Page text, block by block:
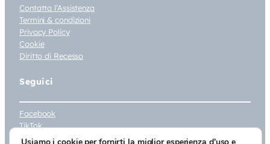
Contatta l’Assistenza
Termini & condizioni
Privacy Policy
Cookie
Diritto di Recesso
Seguici
Facebook
TikTok
Instagram